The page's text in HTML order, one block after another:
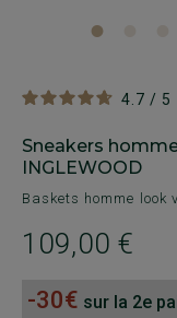
4.7 / 5
Sneakers
INGLEWOOD
Baskets homme look
109,00 €
-30€ sur la 2e